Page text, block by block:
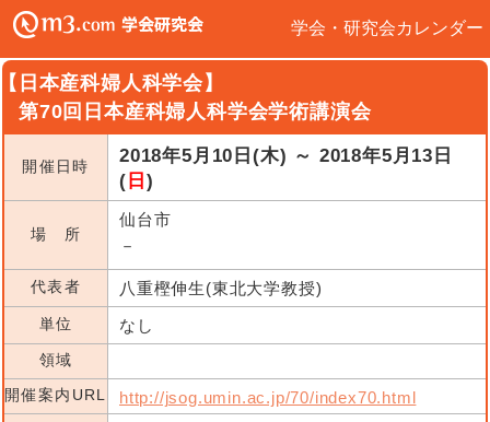
学会・研究会カレンダー
日本産科婦人科学会】
第70回日本産科婦人科学会学術講演会
開催日時
2018年5月10日(木) ～ 2018年5月13日
( 日 )
場 所
仙台市
－
代表者 八重樫伸生(東北大学教授)
単位 なし
領域
開催案内URL
http://jsog.umin.ac.jp/70/index70.html